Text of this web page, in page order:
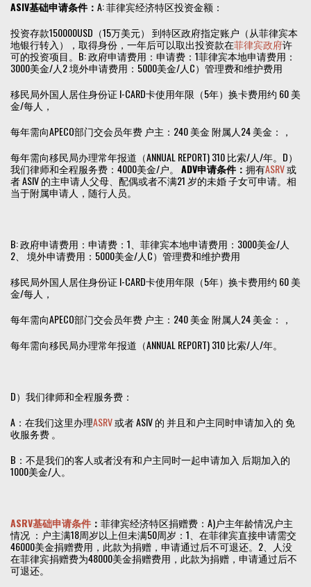
ASIV基础申请条件： A: 菲律宾经济特区投资金额：
投资存款150000USD（15万美元） 到特区政府指定账户（从菲律宾本
地银行转入），取得身份，一年后可以取出投资款在菲律宾政府许
可的投资项目。B: 政府申请费用：申请费：1菲律宾本地申请费用：
3000美金/人2 境外申请费用：5000美金/人C）管理费和维护费用
移民局外国人居住身份证 I-CARD卡使用年限（5年）换卡费用约 60 美
金/每人，
每年需向APECO部门交会员年费 户主：240 美金 附属人24 美金：，
每年需向移民局办理常年报道（ANNUAL REPORT) 310 比索/人/年。D）
我们律师和全程服务费：4000美金/户。 ADV申请条件： 拥有ASRV或
者 ASIV 的主申请人父母、配偶或者不满21 岁的未婚 子女可申请。相
当于附属申请人，随行人员。
B: 政府申请费用：申请费：1、菲律宾本地申请费用：3000美金/人
2、 境外申请费用：5000美金/人C）管理费和维护费用
移民局外国人居住身份证 I-CARD卡使用年限（5年）换卡费用约 60 美
金/每人，
每年需向APECO部门交会员年费 户主：240 美金 附属人24 美金：，
每年需向移民局办理常年报道（ANNUAL REPORT) 310 比索/人/年。
D）我们律师和全程服务费：
A：在我们这里办理ASRV或者 ASIV 的 并且和户主同时申请加入的 免
收服务费 。
B：不是我们的客人或者没有和户主同时一起申请加入 后期加入的
1000美金/人。
ASRV基础申请条件 ： 菲律宾经济特区捐赠费：A)户主年龄情况户主
情况 ：户主满18周岁以上但未满50周岁：1、在菲律宾直接申请需交
46000美金捐赠费用，此款为捐赠，申请通过后不可退还。2、人没
在菲律宾捐赠费为48000美金捐赠费用，此款为捐赠，申请通过后不
可退还。